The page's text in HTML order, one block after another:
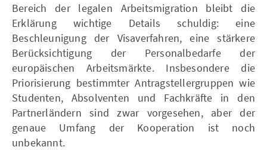
Bereich der legalen Arbeitsmigration bleibt die
Erklärung wichtige Details schuldig: eine
Beschleunigung der Visaverfahren, eine stärkere
Berücksichtigung der Personalbedarfe der
europäischen Arbeitsmärkte. Insbesondere die
Priorisierung bestimmter Antragstellergruppen wie
Studenten, Absolventen und Fachkräfte in den
Partnerländern sind zwar vorgesehen, aber der
genaue Umfang der Kooperation ist noch
unbekannt.